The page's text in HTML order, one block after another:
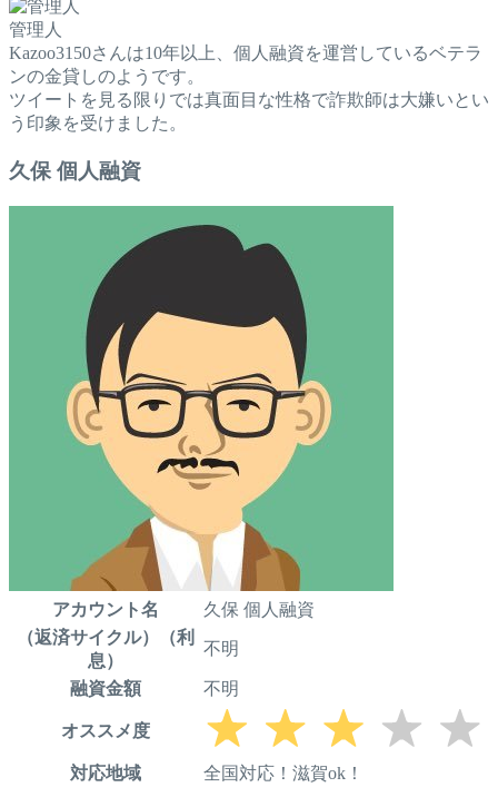
管理人
Kazoo3150さんは10年以上、個人融資を運営しているベテラ
ンの金貸しのようです。
ツイートを見る限りでは真面目な性格で詐欺師は大嫌いとい
う印象を受けました。
久保 個人融資
アカウント名
久保 個人融資
（返済サイクル）（利
息）
不明
融資金額 不明
オススメ度
対応地域 全国対応！滋賀ok！